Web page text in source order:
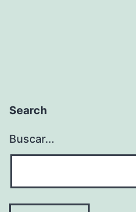
Search
Buscar...